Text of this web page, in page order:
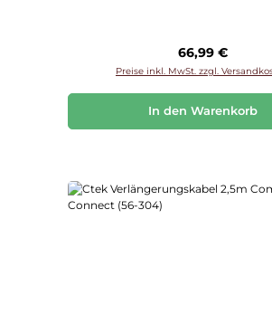
Regulärer Preis:
66,99 €
Preise inkl. MwSt. zzgl.
In den Warenkorb